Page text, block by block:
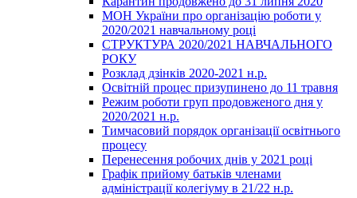
МОН України про організацію роботи у
2020/2021 навчальному році
СТРУКТУРА 2020/2021 НАВЧАЛЬНОГО
РОКУ
Розклад дзінків 2020-2021 н.р.
Освітній процес призупинено до 11 травня
Режим роботи груп продовженого дня у
2020/2021 н.р.
Тимчасовий порядок організації освітнього
процесу
Перенесення робочих днів у 2021 році
Графік прийому батьків членами
адміністрації колегіуму в 21/22 н.р.